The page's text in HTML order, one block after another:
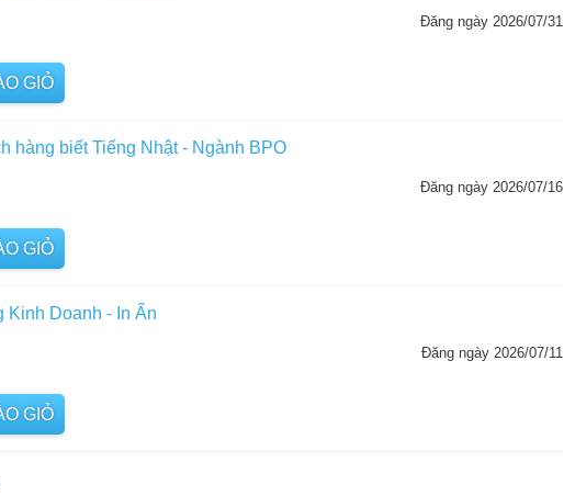
Đăng ngày 2026/07/31
GIỎ
hàng biết Tiếng Nhật - Ngành BPO
Đăng ngày 2026/07/16
GIỎ
Kinh Doanh - In Ấn
Đăng ngày 2026/07/11
GIỎ